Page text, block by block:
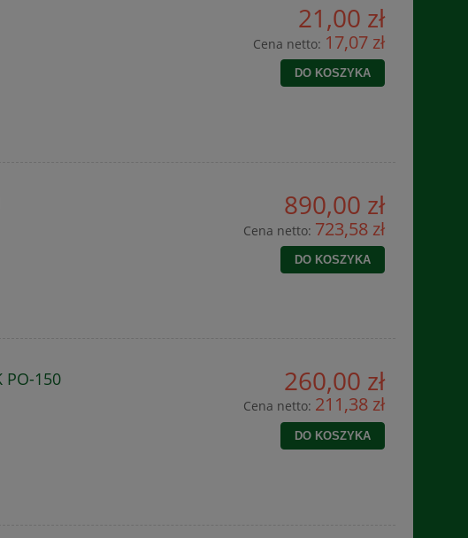
21,00 zł
Cena netto: 17,07 zł
DO KOSZYKA
890,00 zł
Cena netto: 723,58 zł
DO KOSZYKA
PO-150 260,00 zł
Cena netto: 211,38 zł
DO KOSZYKA